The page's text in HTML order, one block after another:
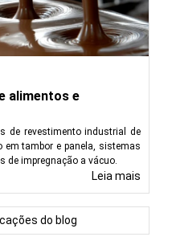
alimentos e
de revestimento industrial de
tambor e panela, sistemas
de impregnação a vácuo.
Leia mais
do blog